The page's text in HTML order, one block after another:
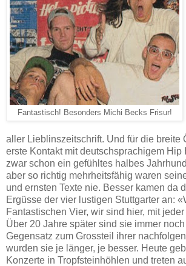
Fantastisch! Besonders Michi Becks Frisur!
aller Lieblinszeitschrift. Und für die breite
erste Kontakt mit deutschsprachigem Hip
zwar schon ein gefühltes halbes
aber so richtig mehrheitsfähig waren
und ernsten Texte nie. Besser kamen da
Ergüsse der vier lustigen Stuttgarter an:
Fantastischen Vier, wir sind hier, mit
Über 20 Jahre später sind sie immer
Gegensatz zum Grossteil ihrer
wurden sie je länger, je besser. Heute
Konzerte in Tropfsteinhöhlen und treten